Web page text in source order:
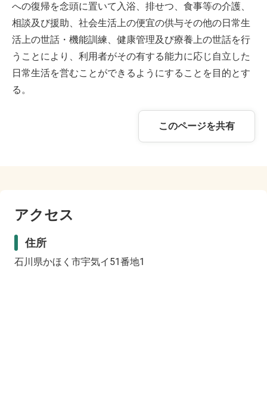
への復帰を念頭に置いて入浴、排せつ、食事等の介護、
相談及び援助、社会生活上の便宜の供与その他の日常生
活上の世話・機能訓練、健康管理及び療養上の世話を行
うことにより、利用者がその有する能力に応じ自立した
日常生活を営むことができるようにすることを目的とす
る。
このページを共有
アクセス
住所
石川県かほく市宇気イ51番地1